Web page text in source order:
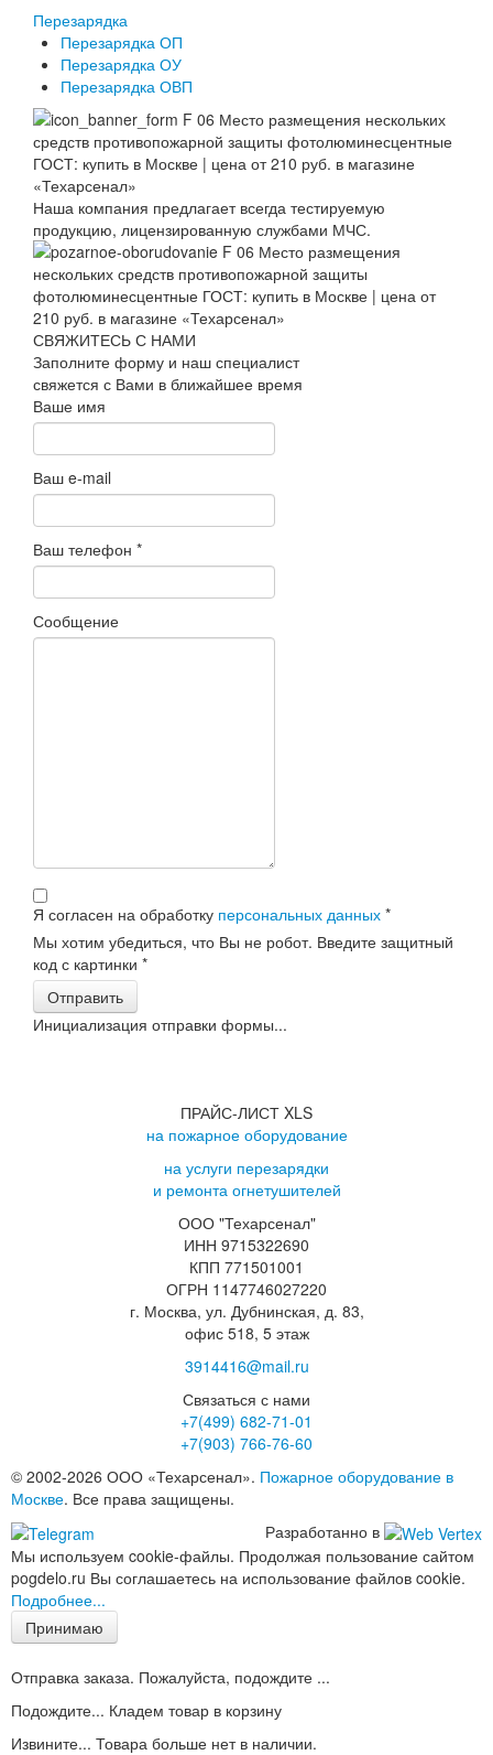
Перезарядка
Перезарядка ОП
Перезарядка ОУ
Перезарядка ОВП
Наша компания предлагает всегда тестируемую
продукцию, лицензированную службами МЧС.
СВЯЖИТЕСЬ С НАМИ
Заполните форму и наш специалист
свяжется с Вами в ближайшее время
Ваше имя
Ваш e-mail
Ваш телефон *
Сообщение
Я согласен на обработку персональных данных *
Мы хотим убедиться, что Вы не робот. Введите защитный
код с картинки *
Отправить
Инициализация отправки формы...
ПРАЙС-ЛИСТ XLS
на пожарное оборудование
на услуги перезарядки
и ремонта огнетушителей
ООО "Техарсенал"
ИНН 9715322690
КПП 771501001
ОГРН 1147746027220
г. Москва, ул. Дубнинская, д. 83,
офис 518, 5 этаж
3914416@mail.ru
Связаться с нами
+7(499) 682-71-01
+7(903) 766-76-60
© 2002-2026 ООО «Техарсенал». Пожарное оборудование в
Москве. Все права защищены.
Разработанно в
Мы используем cookie-файлы. Продолжая пользование сайтом
pogdelo.ru Вы соглашаетесь на использование файлов cookie.
Подробнее...
Принимаю
Отправка заказа. Пожалуйста, подождите ...
Подождите... Кладем товар в корзину
Извините... Товара больше нет в наличии.